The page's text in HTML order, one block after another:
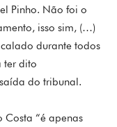
Pinho. Não foi o
isso sim, (…)
durante todos
ter dito
do tribunal.
Costa “é apenas